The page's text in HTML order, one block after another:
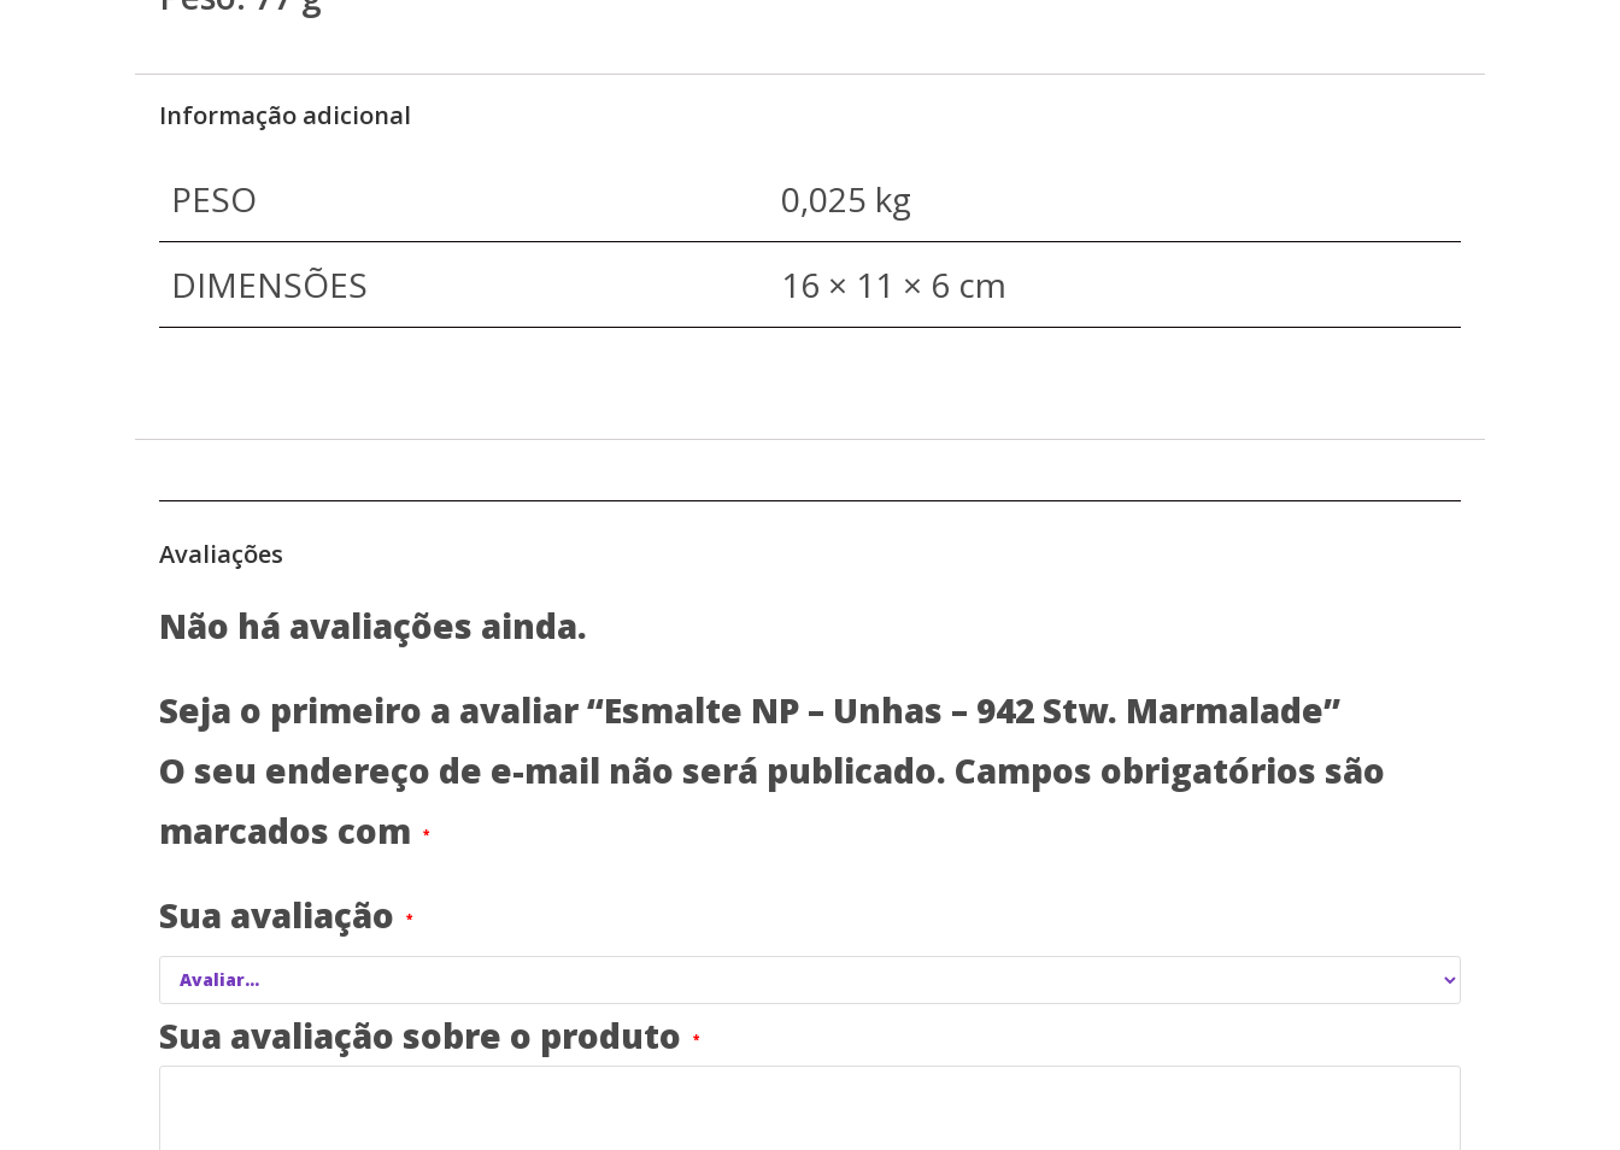
Informação adicional
PESO
0,025 kg
DIMENSÕES
16 × 11 × 6 cm
Avaliações
Não há avaliações ainda.
Seja o primeiro a avaliar “Esmalte NP – Unhas – 942 Stw. Marmalade”
O seu endereço de e-mail não será publicado. Campos obrigatórios são
marcados com
*
Sua avaliação *
Sua avaliação sobre o produto *